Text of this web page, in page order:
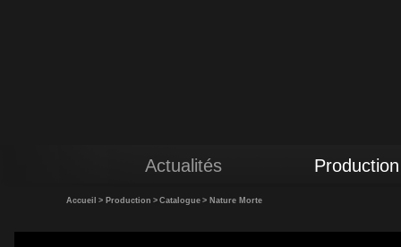
Actualités Production
Accueil > Production > Catalogue > Nature Morte